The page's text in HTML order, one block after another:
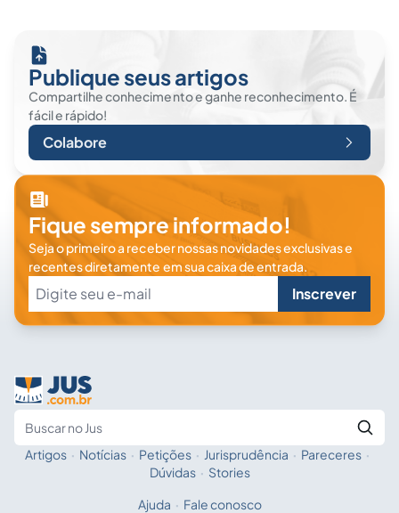
Publique seus artigos
Compartilhe conhecimento e ganhe reconhecimento. É
fácil e rápido!
Colabore
Fique sempre informado!
Seja o primeiro a receber nossas novidades exclusivas e
recentes diretamente em sua caixa de entrada.
Inscrever
Fale com a IA
Artigos · Notícias · Petições · Jurisprudência · Pareceres ·
Dúvidas · Stories
Ajuda · Fale conosco